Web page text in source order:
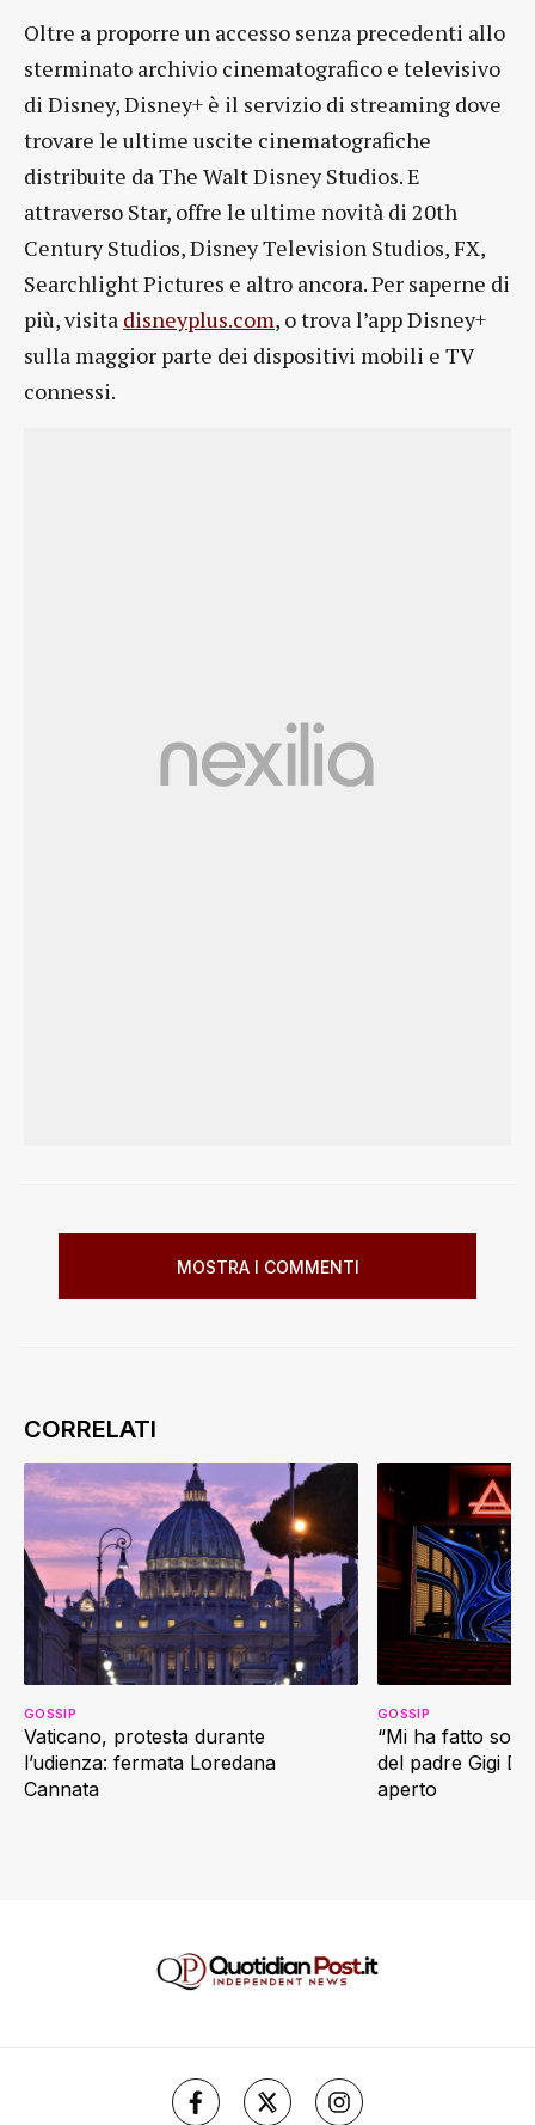
Oltre a proporre un accesso senza precedenti allo
sterminato archivio cinematografico e televisivo
di Disney, Disney+ è il servizio di streaming dove
trovare le ultime uscite cinematografiche
distribuite da The Walt Disney Studios. E
attraverso Star, offre le ultime novità di 20th
Century Studios, Disney Television Studios, FX,
Searchlight Pictures e altro ancora. Per saperne di
più, visita disneyplus.com, o trova l’app Disney+
sulla maggior parte dei dispositivi mobili e TV
connessi.
MOSTRA I COMMENTI
Vaticano, protesta durante
l’udienza: fermata Loredana
Cannata
GOSSIP
“Mi ha fatto
del padre Gigi
aperto
GOSSIP